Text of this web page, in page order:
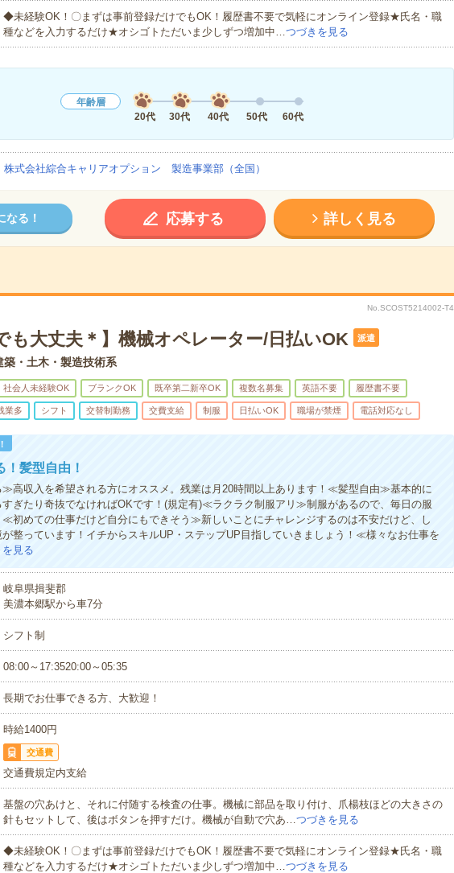
◆未経験OK！〇まずは事前登録だけでもOK！履歴書不要で気軽にオンライン登録★氏名・職
種などを入力するだけ★オシゴトただいま少しずつ増加中…つづきを見る
年齢層
20代
30代 40代 50代 60代
株式会社綜合キャリアオプション 製造事業部（全国）
なる！ 応募する 詳しく見る
No.SCOST5214002-T4
も大丈夫＊】機械オペレーター/日払いOK 派遣
築・土木・製造技術系
社会人未経験OK ブランクOK 既卒第二新卒OK 複数名募集 英語不要 履歴書不要
業多 シフト 交替制勤務 交費支給 制服 日払いOK 職場が禁煙 電話対応なし
！髪型自由！
高収入を希望される方にオススメ。残業は月20時間以上あります！≪髪型自由≫基本的に
すぎたり奇抜でなければOKです！(規定有)≪ラクラク制服アリ≫制服があるので、毎日の服
≪初めての仕事だけど自分にもできそう≫新しいことにチャレンジするのは不安だけど、し
が整っています！イチからスキルUP・ステップUP目指していきましょう！≪様々なお仕事を
見る
岐阜県揖斐郡
美濃本郷駅から車7分
シフト制
08:00～17:3520:00～05:35
長期でお仕事できる方、大歓迎！
時給1400円
交通費
交通費規定内支給
基盤の穴あけと、それに付随する検査の仕事。機械に部品を取り付け、爪楊枝ほどの大きさの
針もセットして、後はボタンを押すだけ。機械が自動で穴あ…つづきを見る
◆未経験OK！〇まずは事前登録だけでもOK！履歴書不要で気軽にオンライン登録★氏名・職
種などを入力するだけ★オシゴトただいま少しずつ増加中…つづきを見る